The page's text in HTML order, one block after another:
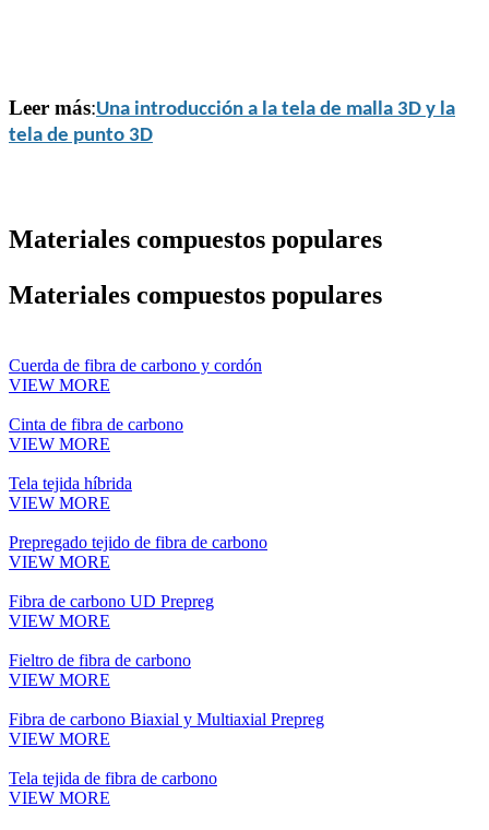
Leer más:Una introducción a la tela de malla 3D y la
tela de punto 3D
Materiales compuestos populares
Materiales compuestos populares
Cuerda de fibra de carbono y cordón
VIEW MORE
Cinta de fibra de carbono
VIEW MORE
Tela tejida híbrida
VIEW MORE
Prepregado tejido de fibra de carbono
VIEW MORE
Fibra de carbono UD Prepreg
VIEW MORE
Fieltro de fibra de carbono
VIEW MORE
Fibra de carbono Biaxial y Multiaxial Prepreg
VIEW MORE
Tela tejida de fibra de carbono
VIEW MORE